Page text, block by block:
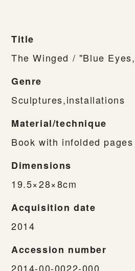
Title
The Winged / "Blue
Genre
Sculptures,installations
Material/technique
Book with infolded pages
Dimensions
19.5×28×8cm
Acquisition date
2014
Accession number
2014-00-0022-000